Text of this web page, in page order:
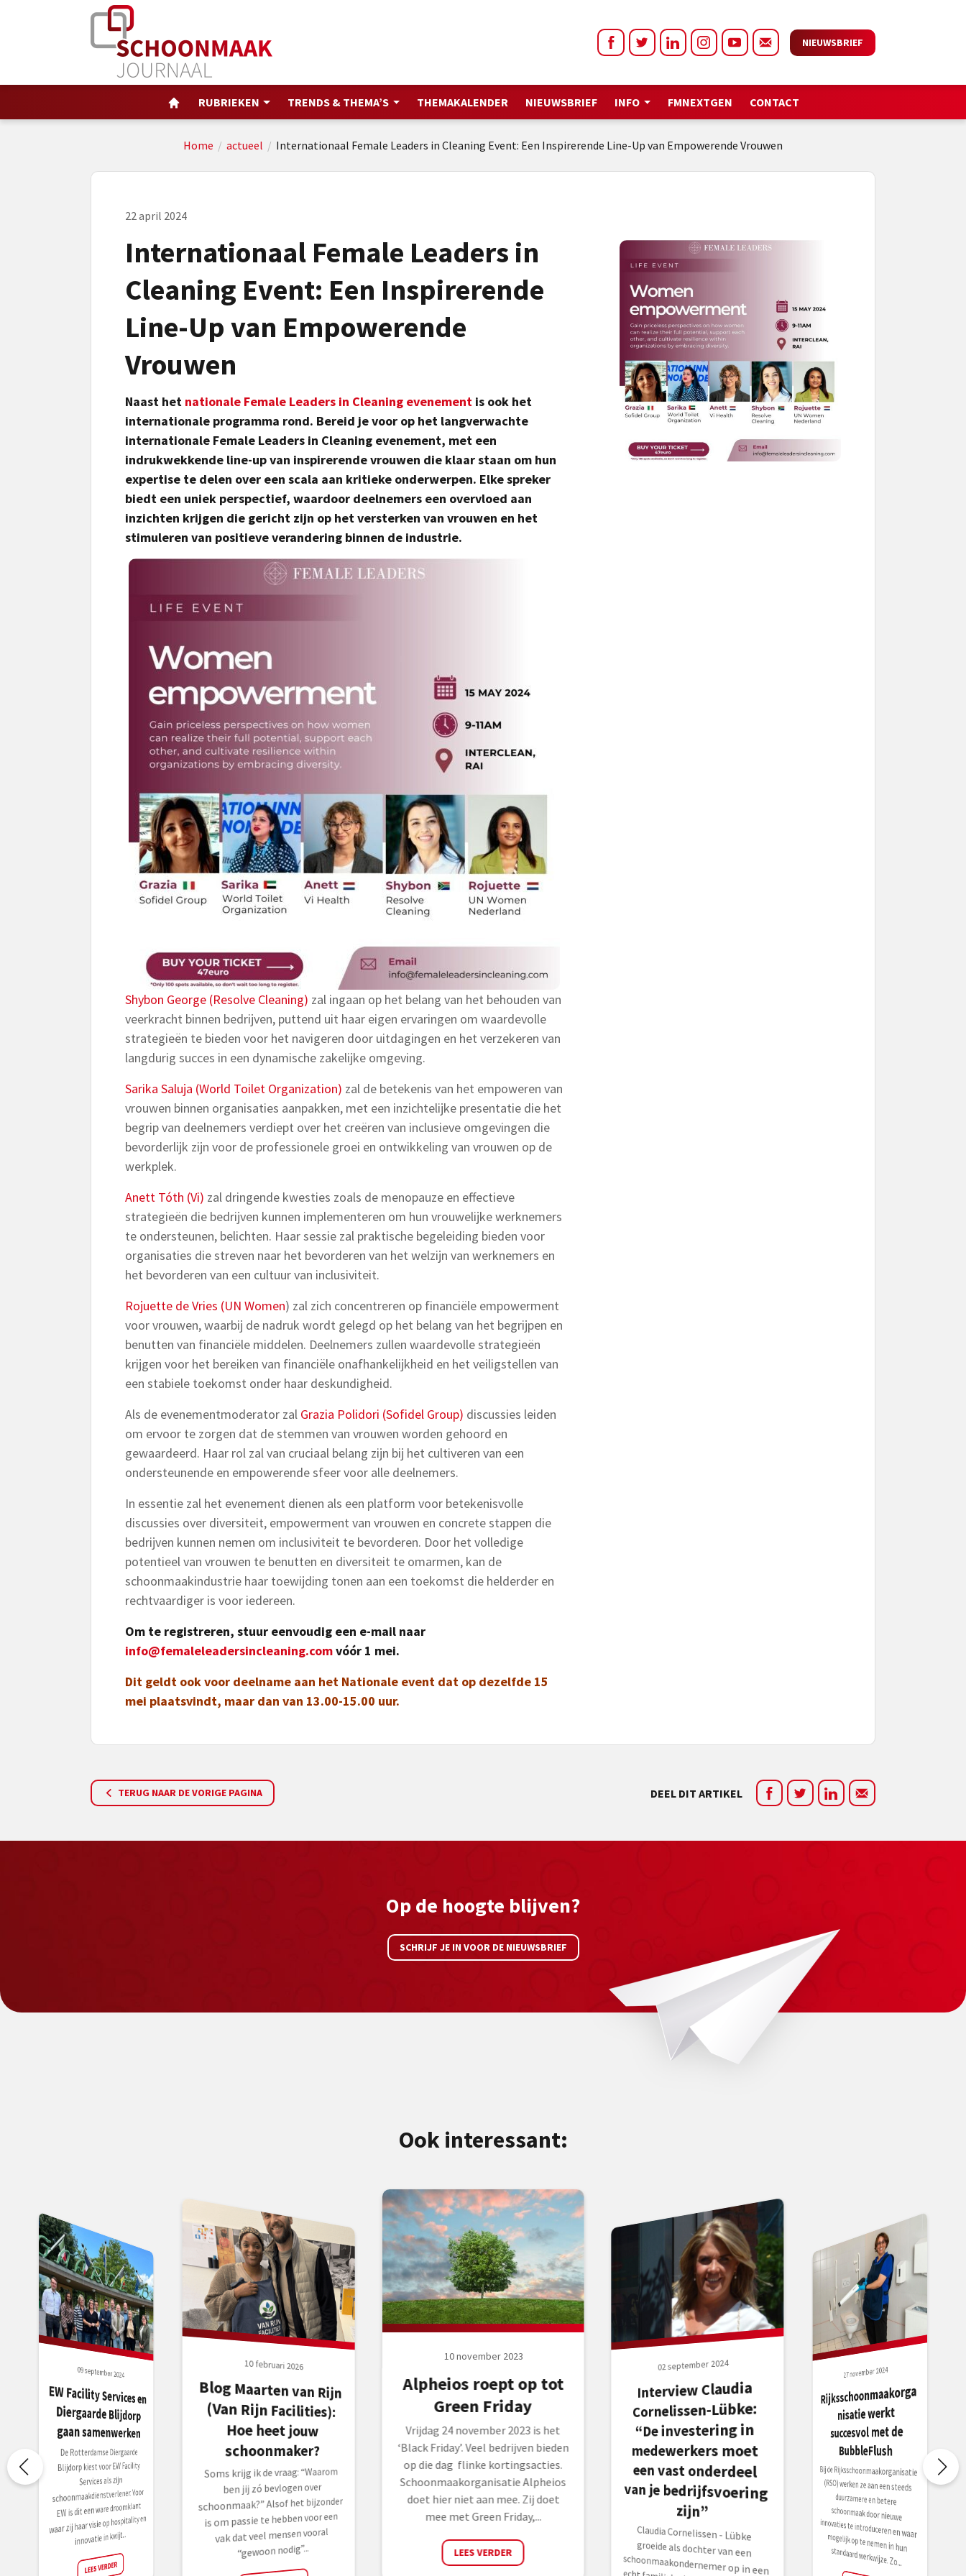
NIEUWSBRIEF
RUBRIEKEN TRENDS & THEMA’S THEMAKALENDER NIEUWSBRIEF INFO FMNEXTGEN CONTACT
Home / actueel / Internationaal Female Leaders in Cleaning Event: Een Inspirerende Line-Up van Empowerende Vrouwen
22 april 2024
Internationaal Female Leaders in
Cleaning Event: Een Inspirerende
Line-Up van Empowerende
Vrouwen
Naast het nationale Female Leaders in Cleaning evenement is ook het
internationale programma rond. Bereid je voor op het langverwachte
internationale Female Leaders in Cleaning evenement, met een
indrukwekkende line-up van inspirerende vrouwen die klaar staan om hun
expertise te delen over een scala aan kritieke onderwerpen. Elke spreker
biedt een uniek perspectief, waardoor deelnemers een overvloed aan
inzichten krijgen die gericht zijn op het versterken van vrouwen en het
stimuleren van positieve verandering binnen de industrie.
Shybon George (Resolve Cleaning) zal ingaan op het belang van het behouden van
veerkracht binnen bedrijven, puttend uit haar eigen ervaringen om waardevolle
strategieën te bieden voor het navigeren door uitdagingen en het verzekeren van
langdurig succes in een dynamische zakelijke omgeving.
Sarika Saluja (World Toilet Organization) zal de betekenis van het empoweren van
vrouwen binnen organisaties aanpakken, met een inzichtelijke presentatie die het
begrip van deelnemers verdiept over het creëren van inclusieve omgevingen die
bevorderlijk zijn voor de professionele groei en ontwikkeling van vrouwen op de
werkplek.
Anett Tóth (Vi) zal dringende kwesties zoals de menopauze en effectieve
strategieën die bedrijven kunnen implementeren om hun vrouwelijke werknemers
te ondersteunen, belichten. Haar sessie zal praktische begeleiding bieden voor
organisaties die streven naar het bevorderen van het welzijn van werknemers en
het bevorderen van een cultuur van inclusiviteit.
Rojuette de Vries (UN Women) zal zich concentreren op financiële empowerment
voor vrouwen, waarbij de nadruk wordt gelegd op het belang van het begrijpen en
benutten van financiële middelen. Deelnemers zullen waardevolle strategieën
krijgen voor het bereiken van financiële onafhankelijkheid en het veiligstellen van
een stabiele toekomst onder haar deskundigheid.
Als de evenementmoderator zal Grazia Polidori (Sofidel Group) discussies leiden
om ervoor te zorgen dat de stemmen van vrouwen worden gehoord en
gewaardeerd. Haar rol zal van cruciaal belang zijn bij het cultiveren van een
ondersteunende en empowerende sfeer voor alle deelnemers.
In essentie zal het evenement dienen als een platform voor betekenisvolle
discussies over diversiteit, empowerment van vrouwen en concrete stappen die
bedrijven kunnen nemen om inclusiviteit te bevorderen. Door het volledige
potentieel van vrouwen te benutten en diversiteit te omarmen, kan de
schoonmaakindustrie haar toewijding tonen aan een toekomst die helderder en
rechtvaardiger is voor iedereen.
Om te registreren, stuur eenvoudig een e-mail naar
info@femaleleadersincleaning.comvóór 1 mei.
Dit geldt ook voor deelname aan het Nationale event dat op dezelfde 15
mei plaatsvindt, maar dan van 13.00-15.00 uur.
TERUG NAAR DE VORIGE PAGINA DEEL DIT ARTIKEL
Op de hoogte blijven?
SCHRIJF JE IN VOOR DE NIEUWSBRIEF
Ook interessant:
09 september 2024
EW Facility Services en
Diergaarde Blijdorp
gaan samenwerken
De Rotterdamse Diergaarde
Blijdorp kiest voor EW Facility
Services als zijn
schoonmaakdienstverlener. Voor
EW is dit een ware droomklant
waar zij haar visie op hospitality en
innovatie in kwijt...
LEES VERDER
10 februari 2026
Blog Maarten van Rijn
(Van Rijn Facilities):
Hoe heet jouw
schoonmaker?
Soms krijg ik de vraag: “Waarom
ben jij zó bevlogen over
schoonmaak?” Alsof het bijzonder
is om passie te hebben voor een
vak dat veel mensen vooral
“gewoon nodig”...
10 november 2023
Alpheios roept op tot
Green Friday
Vrijdag 24 november 2023 is het
‘Black Friday’. Veel bedrijven bieden
op die dag flinke kortingsacties.
Schoonmaakorganisatie Alpheios
doet hier niet aan mee. Zij doet
mee met Green Friday,...
LEES VERDER
02 september 2024
Interview Claudia
Cornelissen-Lübke:
“De investering in
medewerkers moet
een vast onderdeel
van je bedrijfsvoering
zijn”
Claudia Cornelissen - Lübke
groeide als dochter van een
schoonmaakondernemer op in een
echt familiebedrijf en is naar eigen
zeggen ‘gewoon geboren in de schoonmaak’. Inmiddels runt ze
27 november 2024
Rijksschoonmaakorga
nisatie werkt
succesvol met de
BubbleFlush
Bij de Rijksschoonmaakorganisatie
(RSO) werken ze aan een steeds
duurzamere en betere
schoonmaak door nieuwe
innovaties te introduceren en waar
mogelijk op te nemen in hun
standaard werkwijze. Zo...